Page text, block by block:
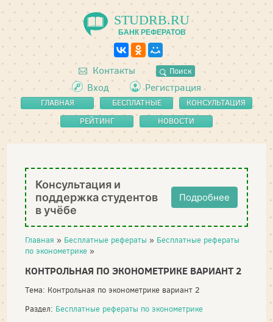
STUDRB.RU
БАНК РЕФЕРАТОВ
Контакты Поиск
Вход Регистрация
ГЛАВНАЯ
БЕСПЛАТНЫЕ
РЕФЕРАТЫ
КОНСУЛЬТАЦИЯ
РЕЙТИНГ
НОВОСТИ
Консультация и
поддержка студентов
в учёбе
Подробнее
Главная » Бесплатные рефераты » Бесплатные рефераты
по эконометрике »
КОНТРОЛЬНАЯ ПО ЭКОНОМЕТРИКЕ ВАРИАНТ 2
Тема: Контрольная по эконометрике вариант 2
Раздел: Бесплатные рефераты по эконометрике